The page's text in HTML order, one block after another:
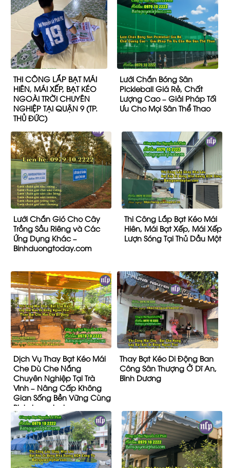
THI CÔNG LẮP BẠT MÁI
HIÊN, MÁI XẾP, BẠT KÉO
NGOÀI TRỜI CHUYÊN
NGHIỆP TẠI QUẬN 9 (TP.
THỦ ĐỨC)
Lưới Chắn Bóng Sân
Pickleball Giá Rẻ, Chất
Lượng Cao – Giải Pháp Tối
Ưu Cho Mọi Sân Thể Thao
Lưới Chắn Gió Cho Cây
Trồng Sầu Riêng và Các
Ứng Dụng Khác –
Binhduongtoday.com
Thi Công Lắp Bạt Kéo Mái
Hiên, Mái Bạt Xếp, Mái Xếp
Lượn Sóng Tại Thủ Dầu Một
Dịch Vụ Thay Bạt Kéo Mái
Che Dù Che Nắng
Chuyên Nghiệp Tại Trà
Vinh – Nâng Cấp Không
Gian Sống Bền Vững Cùng
Binhduongtoday.com
Thay Bạt Kéo Di Động Ban
Công Sân Thượng Ở Dĩ An,
Bình Dương